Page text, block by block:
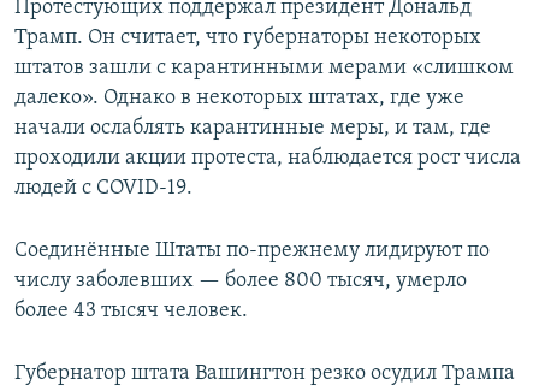
Протестующих поддержал президент Дональд
Трамп. Он считает, что губернаторы некоторых
штатов зашли с карантинными мерами «слишком
далеко». Однако в некоторых штатах, где уже
начали ослаблять карантинные меры, и там, где
проходили акции протеста, наблюдается рост числа
людей с СOVID-19.
Соединённые Штаты по-прежнему лидируют по
числу заболевших — более 800 тысяч, умерло
более 43 тысяч человек.
Губернатор штата Вашингтон резко осудил Трампа